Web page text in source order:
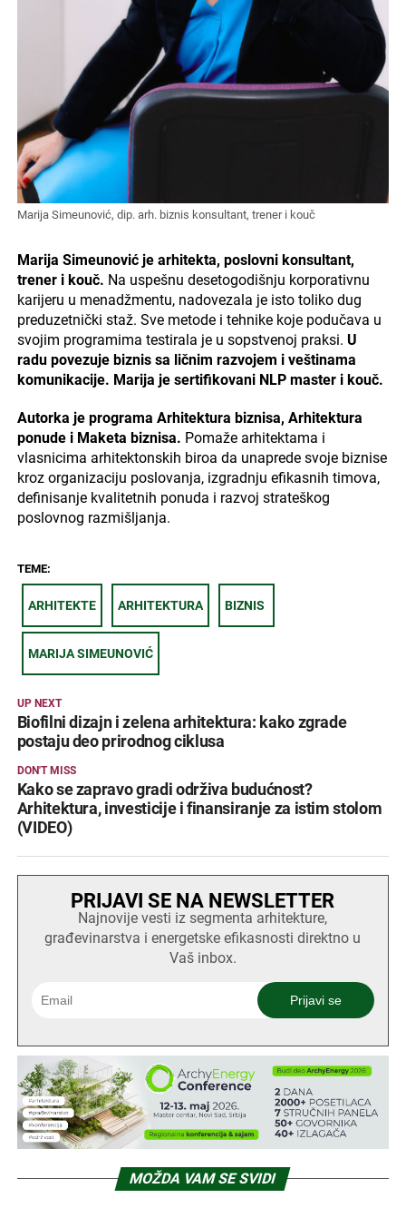
Marija Simeunović, dip. arh. biznis konsultant, trener i kouč
Marija Simeunović je arhitekta, poslovni konsultant,
trener i kouč. Na uspešnu desetogodišnju korporativnu
karijeru u menadžmentu, nadovezala je isto toliko dug
preduzetnički staž. Sve metode i tehnike koje podučava u
svojim programima testirala je u sopstvenoj praksi. U
radu povezuje biznis sa ličnim razvojem i veštinama
komunikacije. Marija je sertifikovani NLP master i kouč.
Autorka je programa Arhitektura biznisa, Arhitektura
ponude i Maketa biznisa. Pomaže arhitektama i
vlasnicima arhitektonskih biroa da unaprede svoje biznise
kroz organizaciju poslovanja, izgradnju efikasnih timova,
definisanje kvalitetnih ponuda i razvoj strateškog
poslovnog razmišljanja.
TEME:
ARHITEKTE ARHITEKTURA BIZNIS
MARIJA SIMEUNOVIĆ
UP NEXT
Biofilni dizajn i zelena arhitektura: kako zgrade
postaju deo prirodnog ciklusa
DON'T MISS
Kako se zapravo gradi održiva budućnost?
Arhitektura, investicije i finansiranje za istim stolom
(VIDEO)
PRIJAVI SE NA NEWSLETTER
Najnovije vesti iz segmenta arhitekture,
građevinarstva i energetske efikasnosti direktno u
Vaš inbox.
MOŽDA VAM SE SVIDI